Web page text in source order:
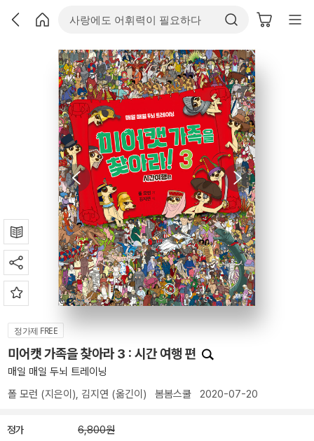
정가제 FREE
미어캣 가족을 찾아라 3 : 시간 여행 편
매일 매일 두뇌 트레이닝
폴 모런 (지은이), 김지연 (옮긴이) 봄봄스쿨 2020-07-20
정가 6,800원